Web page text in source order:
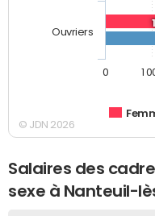
Ouvriers
0 1
© JDN 2026
Salaires des
sexe à Nanteuil-